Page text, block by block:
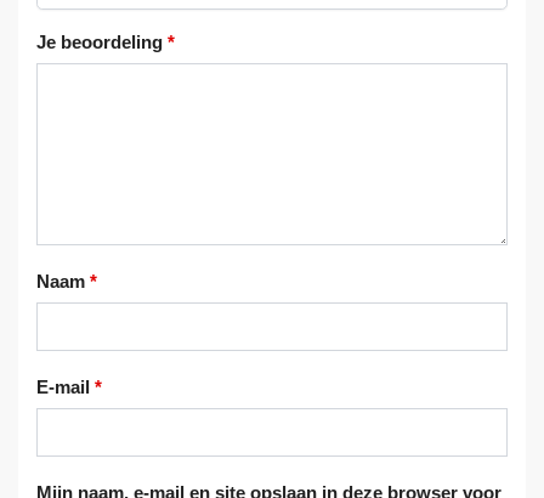
Je beoordeling *
Naam *
E-mail *
Mijn naam, e-mail en site opslaan in deze browser voor